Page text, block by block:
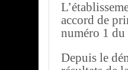
accord de
numéro 1 du
Depuis le